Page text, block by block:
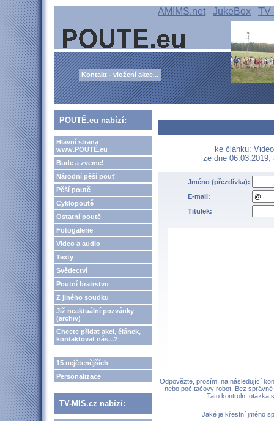
AMIMS.net JukeBox
Kontakt - vložení akce...
POUTĚ.eu nabízí:
Hlavní strana
www.POUTĚ.eu
Bude a zveme!
Národní pěší pouť
Pěší poutě
Cyklopoutě
Ostatní poutě
Fotogalerie
Video a audio
Texty
Svědectví
Poutní bratrstvo
Z jiného soudku
Již neaktuální pozvánky
(archiv)
Chcete přidat akci, článek,
kontaktovat nás...?
15 nejčtenějších
Personalizace
TV-MIS.cz nabízí:
ke článku:
ze dne
Jméno (přezdívka):
E-mail:
Titulek:
Odpovězte, prosím, na následující
nebo počítačový robot. Bez
Tato kontrolní otázka
Jaké je křestní jméno